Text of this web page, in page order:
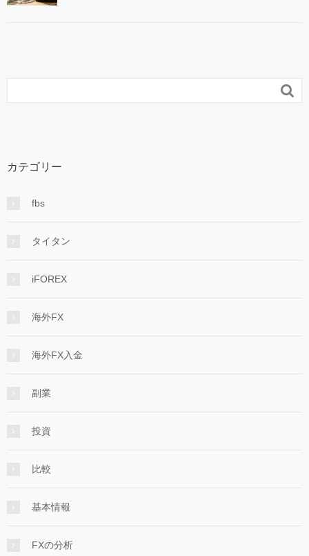

カテゴリー
fbs
タイタン
iFOREX
海外FX
海外FX入金
副業
投資
比較
基本情報
FXの分析